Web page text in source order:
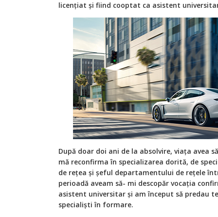
licențiat și fiind cooptat ca asistent
După doar doi ani de la absolvire, viața avea
mă reconfirma în specializarea dorită, de
de rețea și șeful departamentului de rețele
perioadă aveam să- mi descopăr vocația
asistent universitar și am început să predau
specialiști în formare.